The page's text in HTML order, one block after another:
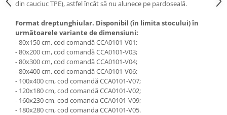
din cauciuc TPE), astfel încât să nu alunece pe pardoseală.
Format dreptunghiular. Disponibil (în limita stocului) în
următoarele variante de dimensiuni:
- 80x150 cm, cod comandă CCA0101-V01;
- 80x200 cm, cod comandă CCA0101-V03;
- 80x300 cm, cod comandă CCA0101-V04;
- 80x400 cm, cod comandă CCA0101-V06;
- 100x400 cm, cod comandă CCA0101-V07;
- 120x180 cm, cod comandă CCA0101-V02;
- 160x230 cm, cod comanda CCA0101-V09;
- 180x280 cm, cod comanda CCA0101-V05.